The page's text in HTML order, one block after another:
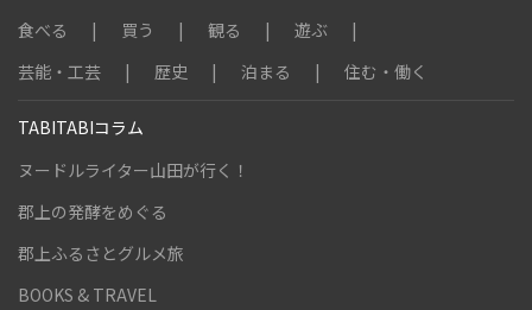
食べる
買う 観る
遊ぶ
芸能・工芸
歴史 泊まる 住む・働く
TABITABIコラム
ヌードルライター山田が行く！
郡上の発酵をめぐる
郡上ふるさとグルメ旅
BOOKS & TRAVEL